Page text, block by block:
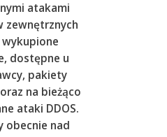
atakami
zewnętrznych
wykupione
dostępne u
pakiety
na bieżąco
ataki DDOS.
obecnie nad